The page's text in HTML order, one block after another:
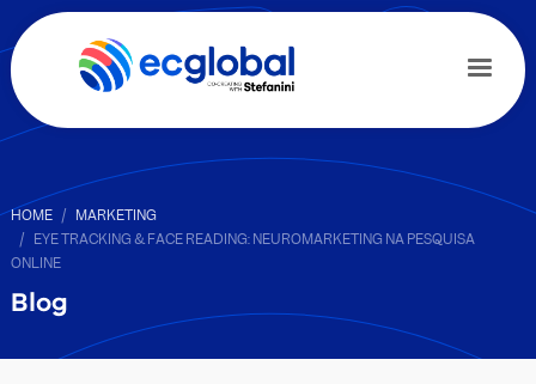
HOME
MARKETING
EYE TRACKING & FACE READING: NEUROMARKETING NA PESQUISA
ONLINE
Blog